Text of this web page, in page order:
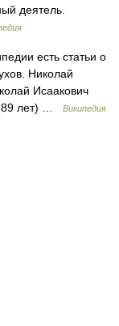
деятель.
есть статьи о
Николай
Исаакович
лет) …
Википедия